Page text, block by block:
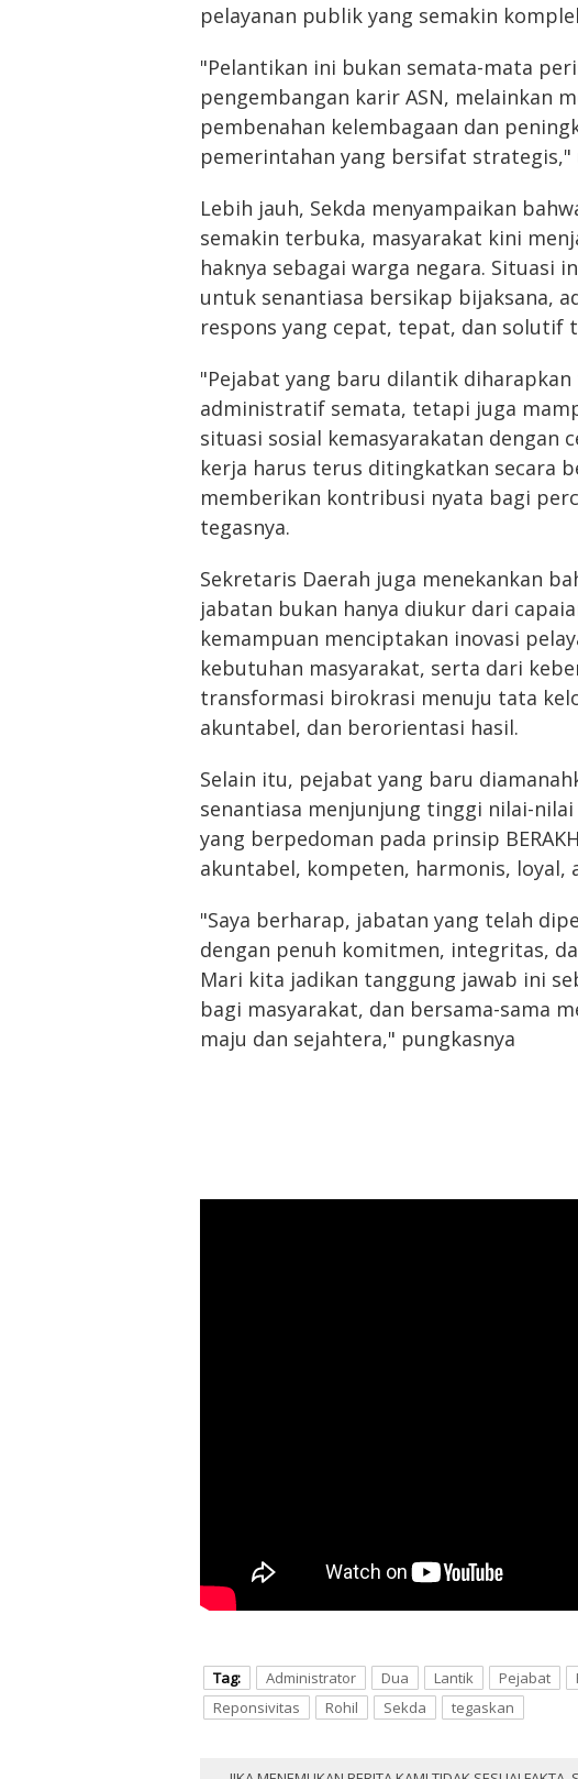
pelayanan publik yang semakin
"Pelantikan ini bukan semata-mata
pengembangan karir ASN, melainkan
pembenahan kelembagaan dan
pemerintahan yang bersifat strategis,"
Lebih jauh, Sekda menyampaikan
semakin terbuka, masyarakat kini
haknya sebagai warga negara.
untuk senantiasa bersikap bijaksana,
respons yang cepat, tepat, dan solutif
"Pejabat yang baru dilantik
administratif semata, tetapi juga
situasi sosial kemasyarakatan dengan
kerja harus terus ditingkatkan secara
memberikan kontribusi nyata bagi
tegasnya.
Sekretaris Daerah juga menekankan
jabatan bukan hanya diukur dari
kemampuan menciptakan inovasi
kebutuhan masyarakat, serta dari
transformasi birokrasi menuju tata
akuntabel, dan berorientasi hasil.
Selain itu, pejabat yang baru
senantiasa menjunjung tinggi nilai-
yang berpedoman pada prinsip
akuntabel, kompeten, harmonis,
"Saya berharap, jabatan yang telah
dengan penuh komitmen, integritas,
Mari kita jadikan tanggung jawab ini
bagi masyarakat, dan bersama-sama
maju dan sejahtera," pungkasnya
Tag: Administrator Dua Lantik Pejabat
Reponsivitas
Rohil Sekda tegaskan